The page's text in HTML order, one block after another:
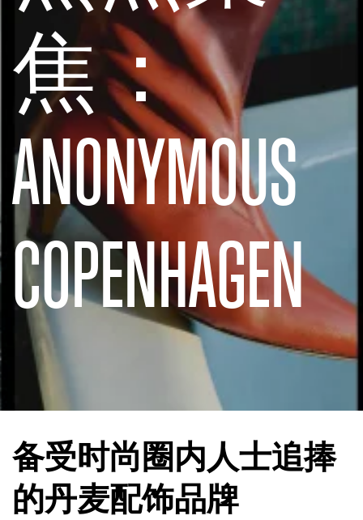
焦：
ANONYMOUS
COPENHAGEN
备受时尚圈内人士追捧
的丹麦配饰品牌